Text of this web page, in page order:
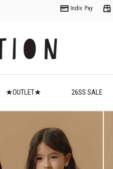
Indiv. Pay
★OUTLET★ 26SS SALE